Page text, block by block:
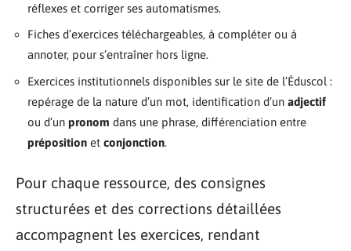
réflexes et corriger ses automatismes.
Fiches d’exercices téléchargeables, à compléter ou à
annoter, pour s’entraîner hors ligne.
Exercices institutionnels disponibles sur le site de l’Éduscol :
repérage de la nature d’un mot, identification d’un adjectif
ou d’un pronom dans une phrase, différenciation entre
préposition et conjonction.
Pour chaque ressource, des consignes
structurées et des corrections détaillées
accompagnent les exercices, rendant